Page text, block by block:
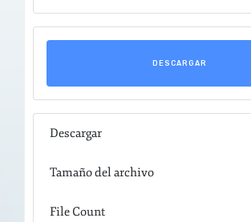
DESCARGAR
Descargar
Tamaño del archivo
File Count